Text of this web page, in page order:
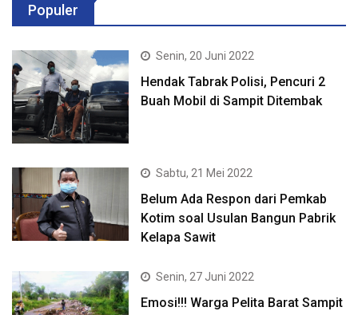
Populer
Senin, 20 Juni 2022
Hendak Tabrak Polisi, Pencuri 2
Buah Mobil di Sampit Ditembak
Sabtu, 21 Mei 2022
Belum Ada Respon dari Pemkab
Kotim soal Usulan Bangun Pabrik
Kelapa Sawit
Senin, 27 Juni 2022
Emosi!!! Warga Pelita Barat Sampit